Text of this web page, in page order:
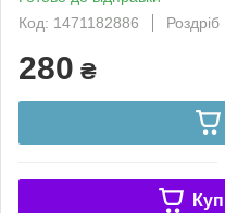
Код: 1471182886
Роздріб
280 ₴